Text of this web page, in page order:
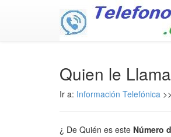
Quien le
Ir a: Información Telefónica >>
¿ De Quién es este Número